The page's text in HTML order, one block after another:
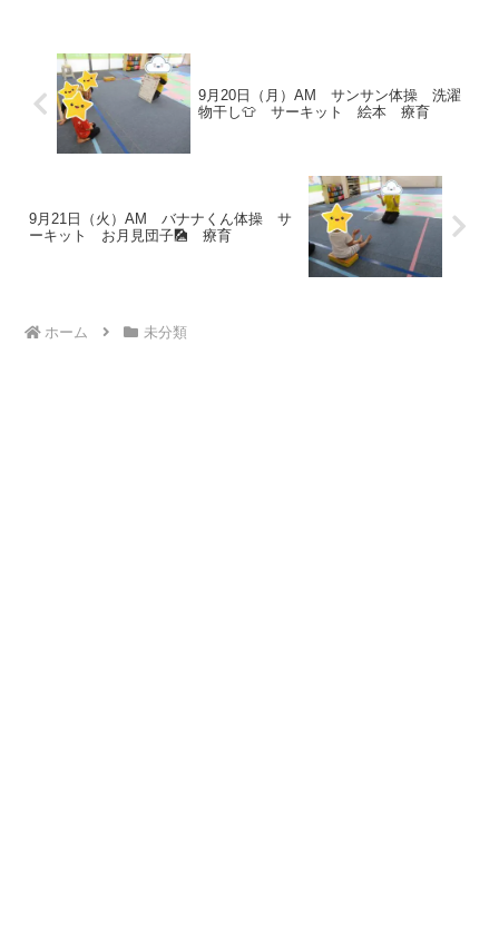
9月20日（月）AM サンサン体操 洗濯
物干し👕 サーキット 絵本 療育
9月21日（火）AM バナナくん体操 サ
ーキット お月見団子🎑 療育
ホーム 未分類